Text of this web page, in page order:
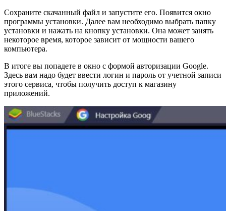
Сохраните скачанный файл и запустите его. Появится окно
программы установки. Далее вам необходимо выбрать папку
установки и нажать на кнопку установки. Она может занять
некоторое время, которое зависит от мощности вашего
компьютера.
В итоге вы попадете в окно с формой авторизации Google.
Здесь вам надо будет ввести логин и пароль от учетной записи
этого сервиса, чтобы получить доступ к магазину
приложений.